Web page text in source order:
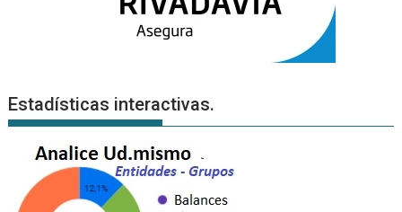
Estadísticas interactivas.